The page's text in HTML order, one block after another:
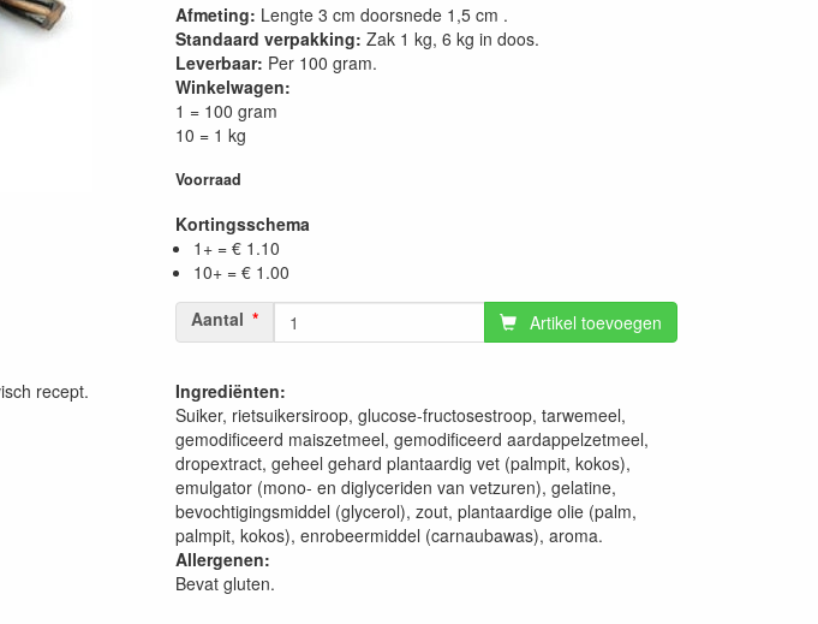
Afmeting: Lengte 3 cm doorsnede 1,5 cm .
Standaard verpakking: Zak 1 kg, 6 kg in doos.
Leverbaar: Per 100 gram.
Winkelwagen:
1 = 100 gram
10 = 1 kg
Voorraad
Kortingsschema
1+ = € 1.10
10+ = € 1.00
Aantal
Artikel toevoegen
recept.
Ingrediënten:
Suiker, rietsuikersiroop, glucose-fructosestroop, tarwemeel,
gemodificeerd maiszetmeel, gemodificeerd aardappelzetmeel,
dropextract, geheel gehard plantaardig vet (palmpit, kokos),
emulgator (mono- en diglyceriden van vetzuren), gelatine,
bevochtigingsmiddel (glycerol), zout, plantaardige olie (palm,
palmpit, kokos), enrobeermiddel (carnaubawas), aroma.
Allergenen:
Bevat gluten.